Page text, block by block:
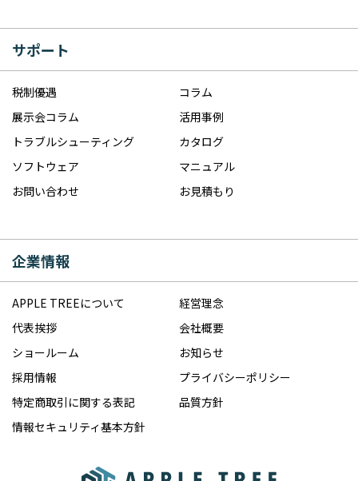
サポート
税制優遇
コラム
展示会コラム
活用事例
トラブルシューティング
カタログ
ソフトウェア
マニュアル
お問い合わせ
お見積もり
企業情報
APPLE TREEについて
経営理念
代表挨拶
会社概要
ショールーム
お知らせ
採用情報
プライバシーポリシー
特定商取引に関する表記
品質方針
情報セキュリティ基本方針